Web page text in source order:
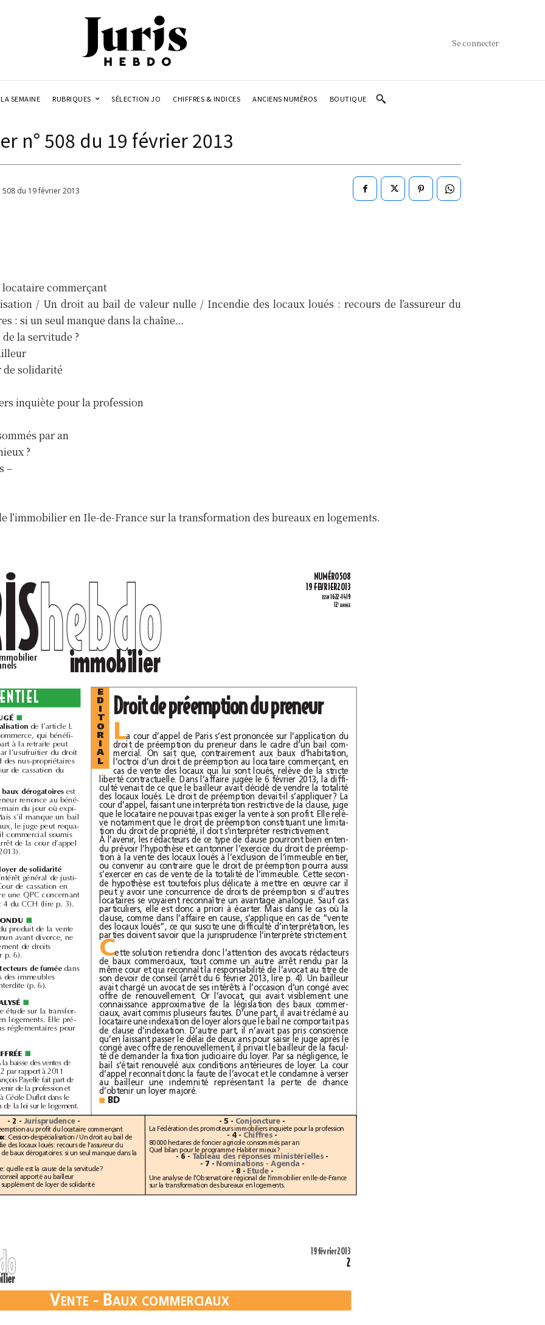
Se connecter
SEMAINE RUBRIQUES SÉLECTION JO CHIFFRES & INDICES ANCIENS NUMÉROS BOUTIQUE
n° 508 du 19 février 2013
508 du 19 février 2013
commerçant
/ Un droit au bail de valeur nulle / Incendie des locaux loués : recours de l’assureur du
: si un seul manque dans la chaîne…
la servitude ?
de solidarité
inquiète pour la profession
par an
?
–
l’immobilier en Ile-de-France sur la transformation des bureaux en logements.
JUGÉ
cession despécialisation
de l’article L
145-51 du code de commerce, qui bénéfi-
cie au locataire qui part à la retraite peut
aussi être invoquée par l’usufruitier du droit
au bail, avec l’accord des nus-propriétaires
indivis (arrêt de la Cour de cassation du
succession de baux dérogatoires
est
valable lorsque le preneur renonce au béné-
fice du statut le lendemain du jour où expi-
re le bail antérieur. Mais s’il manque un bail
dans la chaîne des baux, le juge peut requa-
lifier le contrat en bail commercial soumis
de Paris du 5février2013).
supplément de loyer de solidarité
répond à un motif d’intérêt général de justi-
ce sociale a jugé la Cour de cassation en
refusant de transmettre une QPC concernant
les articles L 441-3 et 4 du CCH (lire p.3).
RÉPONDU
du produit de la vente
d’un immeuble commun avant divorce, ne
donne pas lieu à paiement de droits
d’enregistrement (voir p.6).
détecteurs de fumée
dans
les parties communes des immeubles
d’habitation va être interdite (p.6).
ANALYSÉ
L’ORIE a publié une étude sur la transfor-
mation des bureaux en logements. Elle pré-
conise des adaptations réglementaires pour
CHIFFRÉE
La FPI chiffre à -28% la baisse des ventes de
logements neufs en 2012 par rapport à 2011
(p.5). Son président, François Payelle fait part de
son inquiétude pour l’avenir de la profession et
présente ses demandes à Cécile Duflot dans le
cadre de la concertation de la loi sur le logement.
Droit de préemption du preneur
L
a cour d’appel de Paris s’est prononcée sur l’application du
droit de préemption du preneur dans le cadre d’un bail com-
mercial. On sait que, contrairement aux baux d’habitation,
l’octroi d’un droit de préemption au locataire commerçant, en
cas de vente des locaux qui lui sont loués, relève de la stricte
liberté contractuelle. Dans l’affaire jugée le 6février2013, la diffi-
culté venait de ce que le bailleur avait décidé de vendre la totalité
des locaux loués. Le droit de préemption devait-il s’appliquer? La
cour d’appel, faisant une interprétation restrictive de la clause, juge
que le locataire ne pouvait pas exiger la vente à son profit. Elle relè-
ve notamment que le droit de préemption constituant une limita-
tion du droit de propriété, il doit s’interpréter restrictivement.
À l’avenir, les rédacteurs de ce type de clause pourront bien enten-
du prévoir l’hypothèse et cantonner l’exercice du droit de préemp-
tion à la vente des locaux loués à l’exclusion de l’immeuble entier,
ou convenir au contraire que le droit de préemption pourra aussi
s’exercer en cas de vente de la totalité de l’immeuble. Cette secon-
peut y avoir une concurrence de droits de préemption si d’autres
locataires se voyaient reconnaître un avantage analogue. Sauf cas
particuliers, elle est donc a priori à écarter. Mais dans le cas où la
clause, comme dans l’affaire en cause, s’applique en cas de “vente
des locaux loués”, ce qui suscite une difficulté d’interprétation, les
parties doivent savoir que la jurisprudence l’interprète strictement.
C
ette solution retiendra donc l’attention des avocats rédacteurs
de baux commerciaux, tout comme un autre arrêt rendu par la
même cour et qui reconnaît la responsabilité de l’avocat au titre de
son devoir de conseil (arrêt du 6février2013, lire p.4). Un bailleur
avait chargé un avocat de ses intérêts à l’occasion d’un congé avec
offre de renouvellement. Or l’avocat, qui avait visiblement une
connaissance approximative de la législation des baux commer-
ciaux, avait commis plusieurs fautes. D’une part, il avait réclamé au
locataire une indexation de loyer alors que le bail ne comportait pas
de clause d’indexation. D’autre part, il n’avait pas pris conscience
qu’en laissant passer le délai de deux ans pour saisir le juge après le
congé avec offre de renouvellement, il privait le bailleur de la facul-
té de demander la fixation judiciaire du loyer. Par sa négligence, le
bail s’était renouvelé aux conditions antérieures de loyer. La cour
d’appel reconnaît donc la faute de l’avocat et le condamne à verser
au bailleur une indemnité représentant la perte de chance
d’obtenir un loyer majoré.
BD
JURISh
he
eb
bd
do
o
La lettre du droit immobilier
pour les professionnels
NUM É
RO508
19FEVRIER2013
ISSN
1622-1419
12
ANNEE
L’ESSENTIEL
immobilier
- 2 - Jurisprudence -
: Droit de préemption au profit du locataire commerçant
Baux commerciaux : Cession-despécialisation / Un droit au bail de
valeur nulle / Incendie des locaux loués: recours de l’assureur du
bailleur / Succession de baux dérogatoires: si un seul manque dans la
: Enclave: quelle est la cause de la servitude?
: Devoir de conseil apporté au bailleur
: Validation du supplément de loyer de solidarité
- 5 - Conjoncture -
La Fédération des promoteurs immobiliers inquiète pour la profession
- 4 - Chiffres -
80000 hectares de foncier agricole consommés par an
Quel bilan pour le programme Habiter mieux?
- 6 - Tableau des réponses ministérielles -
- 7 -
Nominations - Agenda -
- 8 -
Etude -
Une analyse de l’Observatoire régional de l’immobilier en Ile-de-France
sur la transformation des bureaux en logements.
E
D
T
O
R
A
L
19février 2013
2
o
o
immobilier
V
VE
EN
NT
TE
E -
- B
BA
AU
UX
X C
CO
OM
MM
ME
ER
RC
CIIA
AU
UX
X